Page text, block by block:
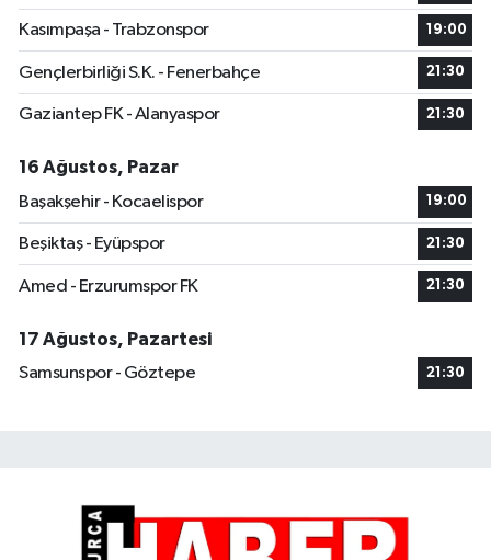
Kasımpaşa - Trabzonspor 19:00
Gençlerbirliği S.K. - Fenerbahçe 21:30
Gaziantep FK - Alanyaspor 21:30
16 Ağustos, Pazar
Başakşehir - Kocaelispor
19:00
Beşiktaş - Eyüpspor 21:30
Amed - Erzurumspor FK 21:30
17 Ağustos, Pazartesi
Samsunspor - Göztepe
21:30